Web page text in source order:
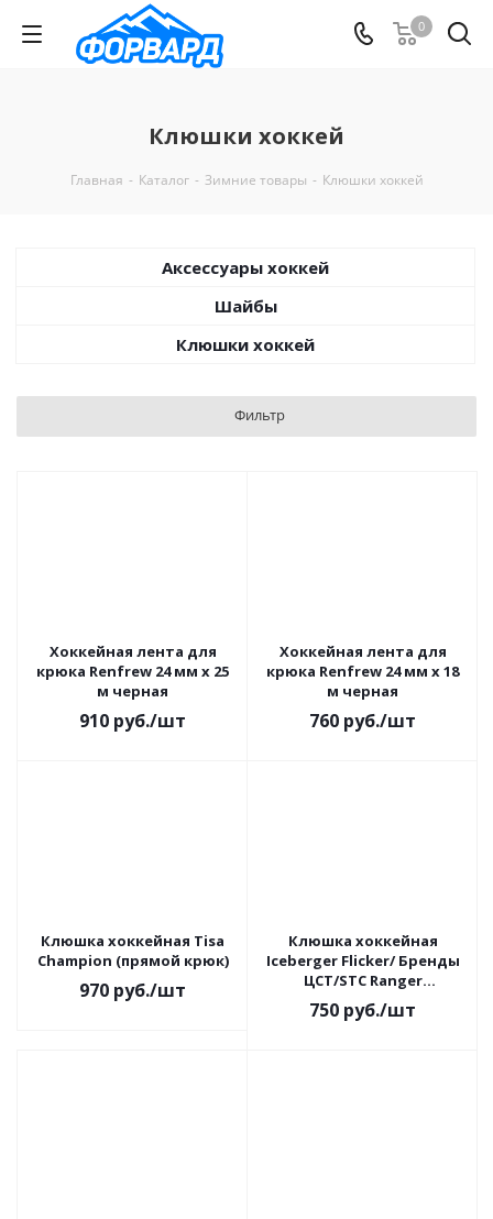
0
Клюшки хоккей
Главная - Каталог - Зимние товары - Клюшки хоккей
Аксессуары хоккей
Шайбы
Клюшки хоккей
Фильтр
Хоккейная лента для
крюка Renfrew 24 мм х 25
м черная
910 руб./шт
Хоккейная лента для
крюка Renfrew 24 мм х 18
м черная
760 руб./шт
Клюшка хоккейная Tisa
Champion (прямой крюк)
970 руб./шт
Клюшка хоккейная
Iceberger Flicker/ Бренды
ЦСТ/STC Ranger
юниорская (правый
крюк)
750 руб./шт